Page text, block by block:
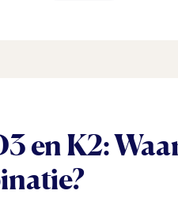
en K2: